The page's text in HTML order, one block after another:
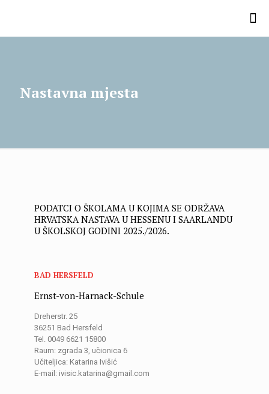
Nastavna mjesta
PODATCI O ŠKOLAMA U KOJIMA SE ODRŽAVA
HRVATSKA NASTAVA U HESSENU I SAARLANDU
U ŠKOLSKOJ GODINI 2025./2026.
BAD HERSFELD
Ernst-von-Harnack-Schule
Dreherstr. 25
36251 Bad Hersfeld
Tel. 0049 6621 15800
Raum: zgrada 3, učionica 6
Učiteljica: Katarina Ivišić
E-mail: ivisic.katarina@gmail.com